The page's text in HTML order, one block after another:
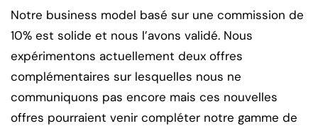
Notre business model basé sur une commission de
10% est solide et nous l’avons validé. Nous
expérimentons actuellement deux offres
complémentaires sur lesquelles nous ne
communiquons pas encore mais ces nouvelles
offres pourraient venir compléter notre gamme de